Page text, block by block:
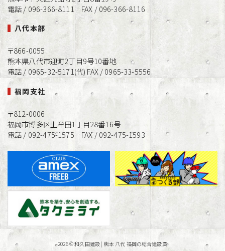
電話 / 096-366-8111 FAX / 096-366-8116
八代本部
〒866-0055
熊本県八代市迎町2丁目9号10番地
電話 / 0965-32-5171(代) FAX / 0965-33-5556
福岡支社
〒812-0006
福岡市博多区上牟田1丁目28番16号
電話 / 092-475-1575 FAX / 092-475-1593
2026 ©和久田建設 | 熊本 八代 福岡の総合建設業